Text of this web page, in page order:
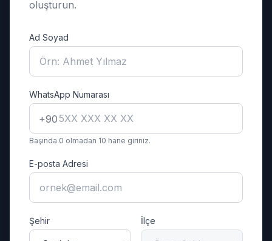
oluşturun.
Ad Soyad
WhatsApp Numarası
+90
Başında 0 olmadan 10 hane giriniz.
E-posta Adresi
Şehir İlçe